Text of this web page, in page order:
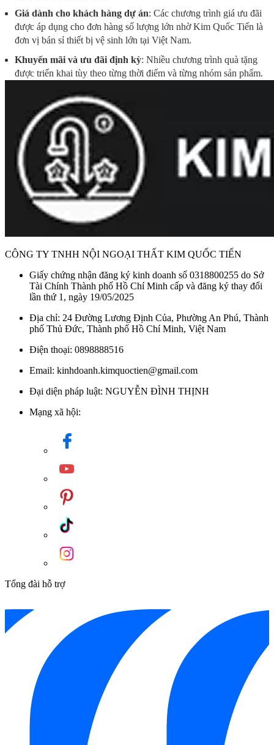
Giá dành cho khách hàng dự án: Các chương trình giá ưu đãi
được áp dụng cho đơn hàng số lượng lớn nhờ Kim Quốc Tiến là
đơn vị bán sỉ thiết bị vệ sinh lớn tại Việt Nam.
Khuyến mãi và ưu đãi định kỳ: Nhiều chương trình quà tặng
được triển khai tùy theo từng thời điểm và từng nhóm sản phẩm.
CÔNG TY TNHH NỘI NGOẠI THẤT KIM QUỐC TIẾN
Giấy chứng nhận đăng ký kinh doanh số 0318800255 do Sở
Tài Chính Thành phố Hồ Chí Minh cấp và đăng ký thay đổi
lần thứ 1, ngày 19/05/2025
Địa chỉ: 24 Đường Lương Định Của, Phường An Phú, Thành
phố Thủ Đức, Thành phố Hồ Chí Minh, Việt Nam
Điện thoại: 0898888516
Email: kinhdoanh.kimquoctien@gmail.com
Đại diện pháp luật: NGUYỄN ĐÌNH THỊNH
Mạng xã hội:
Tổng đài hỗ trợ